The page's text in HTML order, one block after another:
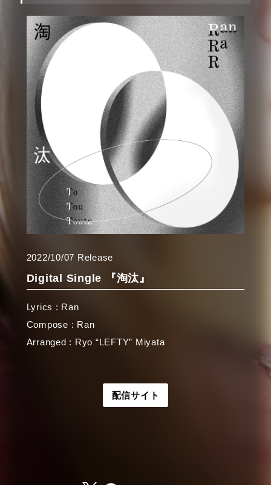
2022/10/07 Release
Digital Single 『淘汰』
Lyrics : Ran
Compose : Ran
Arranged : Ryo “LEFTY” Miyata
配信サイト